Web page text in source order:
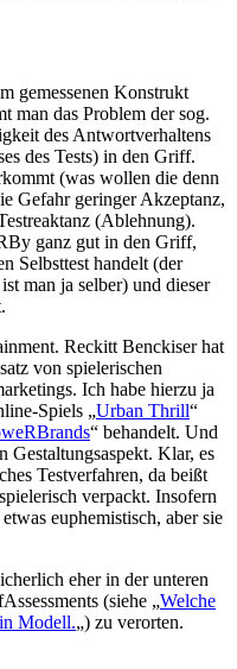
gemessenen Konstrukt
man das Problem der sog.
des Antwortverhaltens
des Tests) in den Griff.
(was wollen die denn
Gefahr geringer Akzeptanz,
(Ablehnung).
ganz gut in den Griff,
Selbsttest handelt (der
man ja selber) und dieser
Reckitt Benckiser hat
von spielerischen
Ich habe hierzu ja
Spiels „Urban Thrill“
“ behandelt. Und
Klar, es
Testverfahren, da beißt
verpackt. Insofern
euphemistisch, aber sie
eher in der unteren
(siehe „Welche
Modell.„) zu verorten.